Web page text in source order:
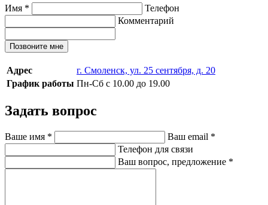
Имя *
Телефон
Комментарий
Позвоните мне
Адрес
г. Смоленск, ул. 25 сентября, д. 20
График работы Пн-Сб с 10.00 до 19.00
Задать вопрос
Ваше имя * Ваш email *
Телефон для связи
Ваш вопрос, предложение *